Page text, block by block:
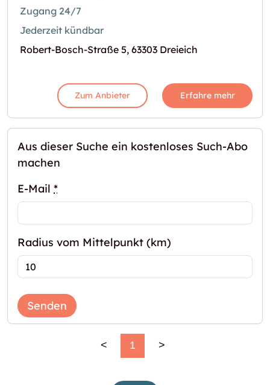
Zugang 24/7
Jederzeit kündbar
Robert-Bosch-Straße 5, 63303 Dreieich
Zum Anbieter Erfahre mehr
Aus dieser Suche ein kostenloses Such-Abo
machen
E-Mail *
Radius vom Mittelpunkt (km)
Senden
< 1 >